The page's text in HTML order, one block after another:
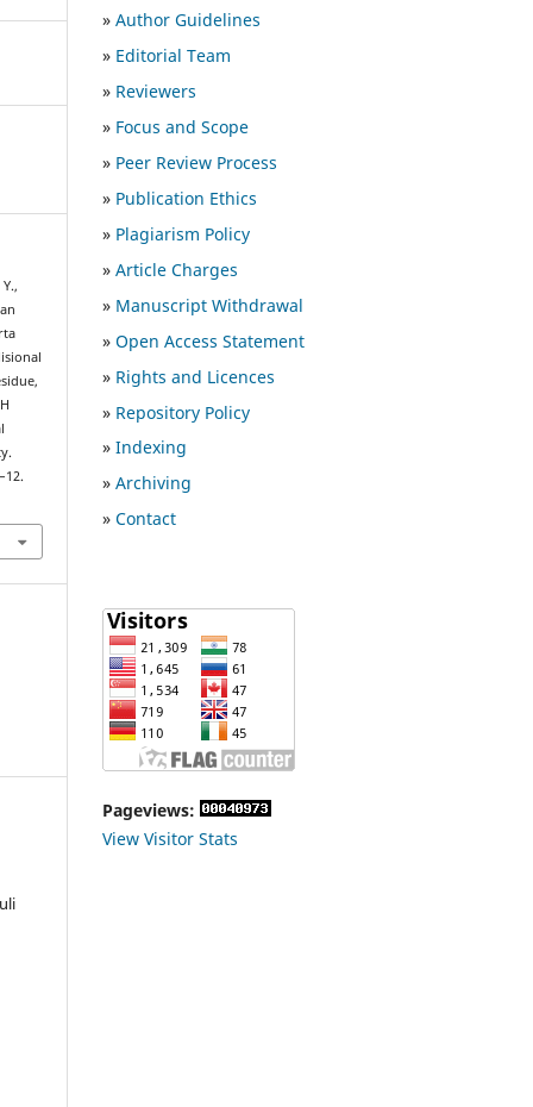
» Author Guidelines
» Editorial Team
» Reviewers
» Focus and Scope
» Peer Review Process
» Publication Ethics
» Plagiarism Policy
» Article Charges
» Manuscript Withdrawal
» Open Access Statement
» Rights and Licences
» Repository Policy
» Indexing
» Archiving
» Contact
Pageviews:
View Visitor Stats